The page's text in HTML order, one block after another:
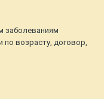
заболеваниям
по возрасту, договор,